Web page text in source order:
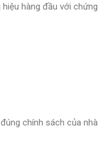
hàng đầu với chứng
chính sách của nhà